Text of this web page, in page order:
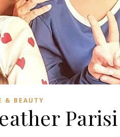
& BEAUTY
Parisi